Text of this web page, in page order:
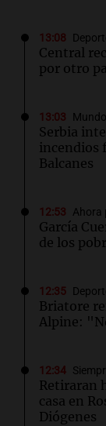
13:08
Central
por otro
13:03 Mundo
Serbia
incendios
Balcanes
12:53 Ahora
García
de los
12:35
Briatore
Alpine:
12:34
Retiraran
casa en
Diógenes